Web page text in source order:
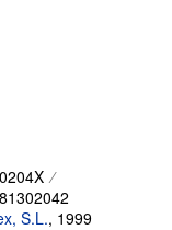
S.L., 1999